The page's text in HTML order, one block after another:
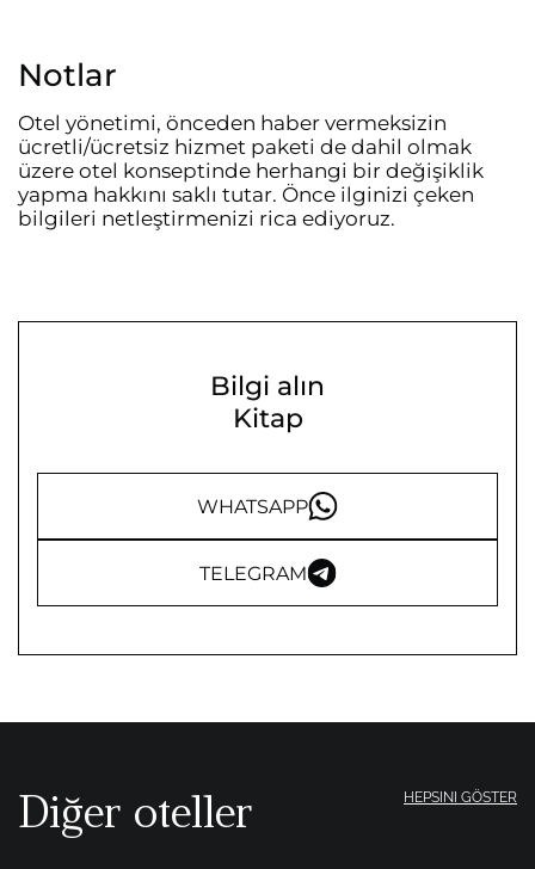
Notlar
Otel yönetimi, önceden haber vermeksizin
ücretli/ücretsiz hizmet paketi de dahil olmak
üzere otel konseptinde herhangi bir değişiklik
yapma hakkını saklı tutar. Önce ilginizi çeken
bilgileri netleştirmenizi rica ediyoruz.
Bilgi alın
Kitap
WHATSAPP
TELEGRAM
Diğer oteller HEPSINI GÖSTER